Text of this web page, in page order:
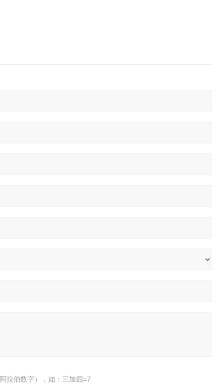
拉伯数字），如：三加四=7